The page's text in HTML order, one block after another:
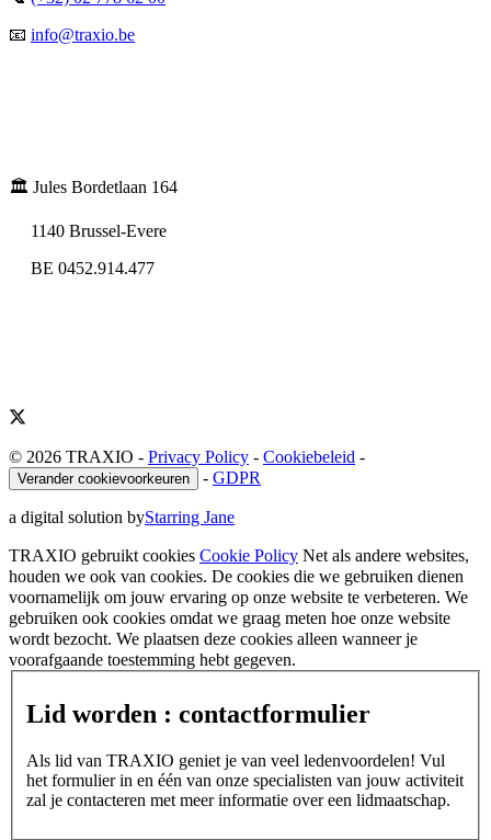
📧 info@traxio.be
🏛️ Jules Bordetlaan 164
1140 Brussel-Evere
BE 0452.914.477
© 2026 TRAXIO - Privacy Policy - Cookiebeleid -
Verander cookievoorkeuren - GDPR
a digital solution byStarring Jane
TRAXIO gebruikt cookies Cookie Policy Net als andere websites,
houden we ook van cookies. De cookies die we gebruiken dienen
voornamelijk om jouw ervaring op onze website te verbeteren. We
gebruiken ook cookies omdat we graag meten hoe onze website
wordt bezocht. We plaatsen deze cookies alleen wanneer je
voorafgaande toestemming hebt gegeven.
Lid worden : contactformulier
Als lid van TRAXIO geniet je van veel ledenvoordelen! Vul
het formulier in en één van onze specialisten van jouw activiteit
zal je contacteren met meer informatie over een lidmaatschap.